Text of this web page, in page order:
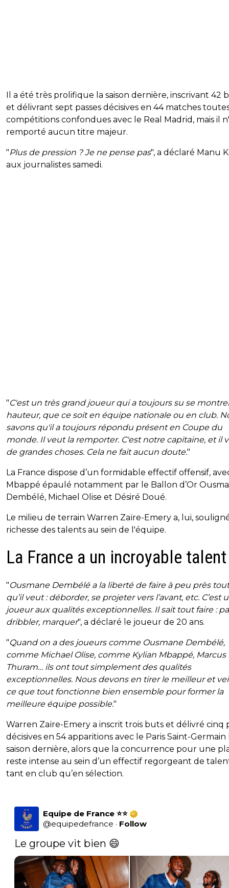
Il a été très prolifique la saison dernière, inscrivant 42
et délivrant sept passes décisives en 44 matches
compétitions confondues avec le Real Madrid, mais il
remporté aucun titre majeur.
"Plus de pression ? Je ne pense pas", a déclaré Manu
aux journalistes samedi.
"C'est un très grand joueur qui a toujours su se
hauteur, que ce soit en équipe nationale ou en club.
savons qu'il a toujours répondu présent en Coupe du
monde. Il veut la remporter. C'est notre capitaine, et il
de grandes choses. Cela ne fait aucun doute."
La France dispose d’un formidable effectif offensif,
Mbappé épaulé notamment par le Ballon d’Or
Dembélé, Michael Olise et Désiré Doué.
Le milieu de terrain Warren Zaïre-Emery a, lui,
richesse des talents au sein de l'équipe.
La France a un incroyable talent
"Ousmane Dembélé a la liberté de faire à peu près
qu’il veut : déborder, se projeter vers l’avant, etc. C’est
joueur aux qualités exceptionnelles. Il sait tout faire :
dribbler, marquer", a déclaré le joueur de 20 ans.
"Quand on a des joueurs comme Ousmane Dembélé,
comme Michael Olise, comme Kylian Mbappé, Marcus
Thuram… ils ont tout simplement des qualités
exceptionnelles. Nous devons en tirer le meilleur et
ce que tout fonctionne bien ensemble pour former la
meilleure équipe possible."
Warren Zaïre-Emery a inscrit trois buts et délivré cinq
décisives en 54 apparitions avec le Paris Saint-Germain
saison dernière, alors que la concurrence pour une
reste intense au sein d’un effectif regorgeant de
tant en club qu’en sélection.
Equipe de France ⭐⭐
@equipedefrance · Follow
Le groupe vit bien 😄